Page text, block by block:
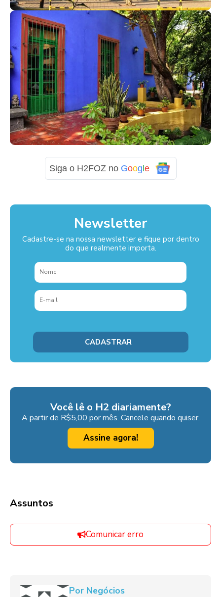
Siga o H2FOZ no Goog e
Newsletter
Cadastre-se na nossa newsletter e fique por dentro
do que realmente importa.
Você lê o H2 diariamente?
A partir de R$5,00 por mês. Cancele quando quiser.
Assine agora!
Assuntos
Comunicar erro
Por Negócios